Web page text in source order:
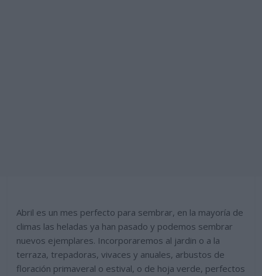
Abril es un mes perfecto para sembrar, en la mayoría de
climas las heladas ya han pasado y podemos sembrar
nuevos ejemplares. Incorporaremos al jardin o a la
terraza, trepadoras, vivaces y anuales, arbustos de
floración primaveral o estival, o de hoja verde, perfectos